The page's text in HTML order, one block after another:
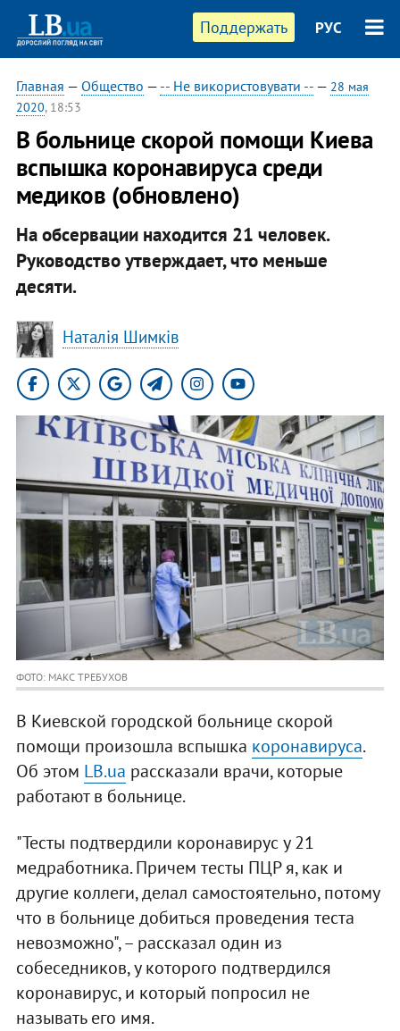
Поддержать РУС
Главная — Общество — -- Не використовувати --— 28 мая
2020, 18:53
В больнице скорой помощи Киева
вспышка коронавируса среди
медиков (обновлено)
На обсервации находится 21 человек.
Руководство утверждает, что меньше
десяти.
Наталія Шимків
ФОТО: МАКС ТРЕБУХОВ
В Киевской городской больнице скорой
помощи произошла вспышка коронавируса.
Об этом LB.ua рассказали врачи, которые
работают в больнице.
"Тесты подтвердили коронавирус у 21
медработника. Причем тесты ПЦР я, как и
другие коллеги, делал самостоятельно, потому
что в больнице добиться проведения теста
невозможно", – рассказал один из
собеседников, у которого подтвердился
коронавирус, и который попросил не
называть его имя.